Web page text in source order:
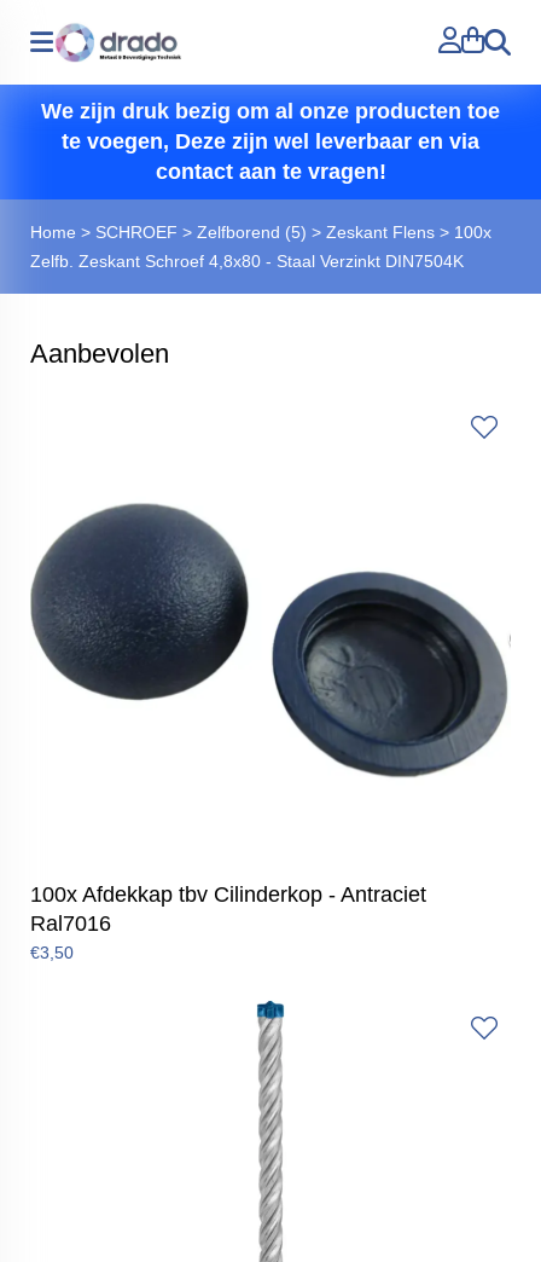
Zoeken
We zijn druk bezig om al onze producten toe
te voegen, Deze zijn wel leverbaar en via
contact aan te vragen!
Home > SCHROEF > Zelfborend (5) > Zeskant Flens > 100x
Zelfb. Zeskant Schroef 4,8x80 - Staal Verzinkt DIN7504K
Aanbevolen
100x Afdekkap tbv Cilinderkop - Antraciet
Ral7016
€3,50